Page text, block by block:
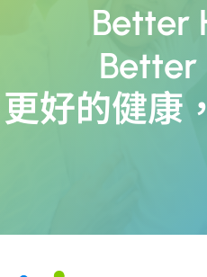
Better
Better
更好的健康 ，